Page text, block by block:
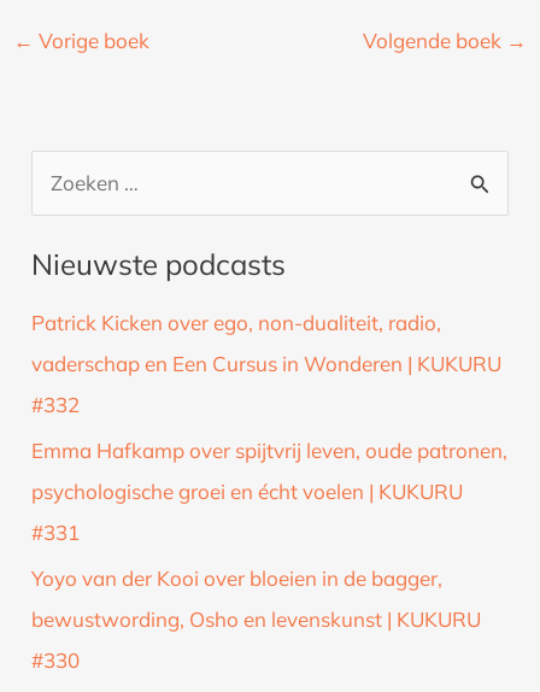
← Vorige boek Volgende boek →
e
k
a
Nieuwste podcasts
Patrick Kicken over ego, non-dualiteit, radio,
vaderschap en Een Cursus in Wonderen | KUKURU
#332
Emma Hafkamp over spijtvrij leven, oude patronen,
psychologische groei en écht voelen | KUKURU
#331
Yoyo van der Kooi over bloeien in de bagger,
bewustwording, Osho en levenskunst | KUKURU
#330